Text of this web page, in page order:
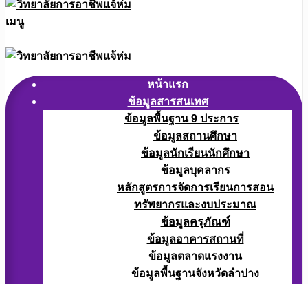
เมนู
หน้าแรก
ข้อมูลสารสนเทศ
ข้อมูลพื้นฐาน 9 ประการ
ข้อมูลสถานศึกษา
ข้อมูลนักเรียนนักศึกษา
ข้อมูลบุคลากร
หลักสูตรการจัดการเรียนการสอน
ทรัพยากรและงบประมาณ
ข้อมูลครุภัณฑ์
ข้อมูลอาคารสถานที่
ข้อมูลตลาดแรงงาน
ข้อมูลพื้นฐานจังหวัดลำปาง